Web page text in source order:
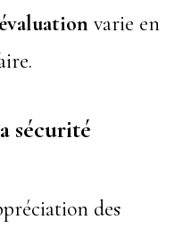
évaluation varie en
sécurité
des